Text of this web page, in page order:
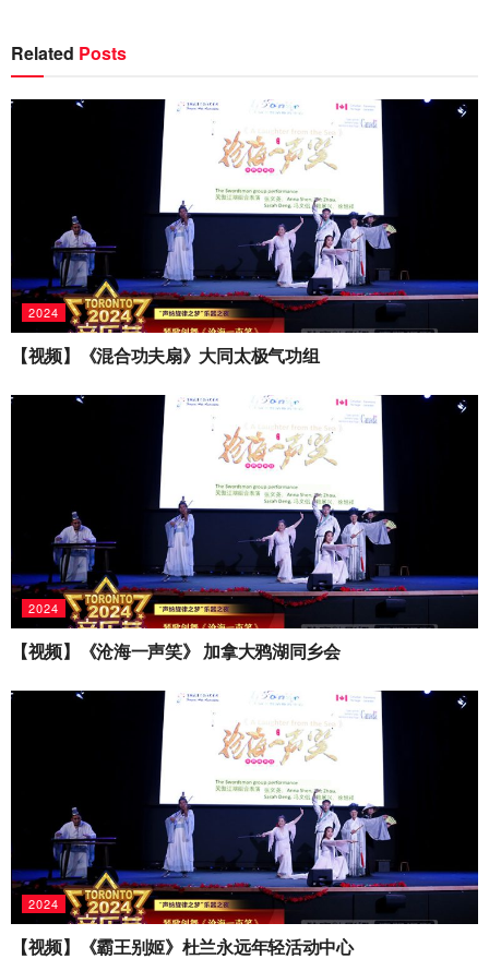
Related Posts
2024
【视频】《混合功夫扇》大同太极气功组
2024
【视频】《沧海一声笑》 加拿大鸦湖同乡会
2024
【视频】《霸王别姬》杜兰永远年轻活动中心